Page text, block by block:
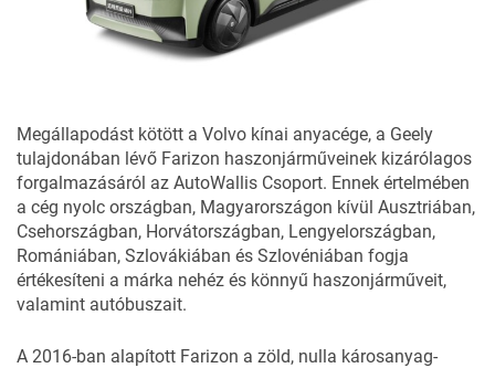
Megállapodást kötött a Volvo kínai anyacége, a Geely
tulajdonában lévő Farizon haszonjárműveinek kizárólagos
forgalmazásáról az AutoWallis Csoport. Ennek értelmében
a cég nyolc országban, Magyarországon kívül Ausztriában,
Csehországban, Horvátországban, Lengyelországban,
Romániában, Szlovákiában és Szlovéniában fogja
értékesíteni a márka nehéz és könnyű haszonjárműveit,
valamint autóbuszait.
A 2016-ban alapított Farizon a zöld, nulla károsanyag-